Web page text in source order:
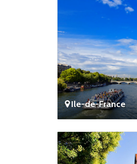
Ile-de-France